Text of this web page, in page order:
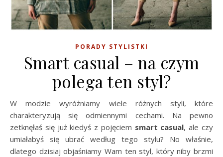
PORADY STYLISTKI
Smart casual – na czym
polega ten styl?
W modzie wyróżniamy wiele różnych styli, które
charakteryzują się odmiennymi cechami. Na pewno
zetknęłaś się już kiedyś z pojęciem smart casual, ale czy
umiałabyś się ubrać według tego stylu? No właśnie,
dlatego dzisiaj objaśniamy Wam ten styl, który niby brzmi